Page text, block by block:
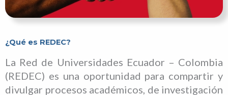
¿Qué es REDEC?
La Red de Universidades Ecuador – Colombia
(REDEC) es una oportunidad para compartir y
divulgar procesos académicos, de investigación